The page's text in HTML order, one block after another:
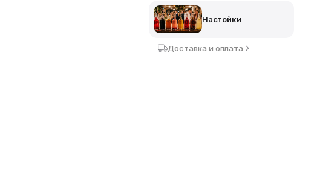
Настойки
Доставка и оплата